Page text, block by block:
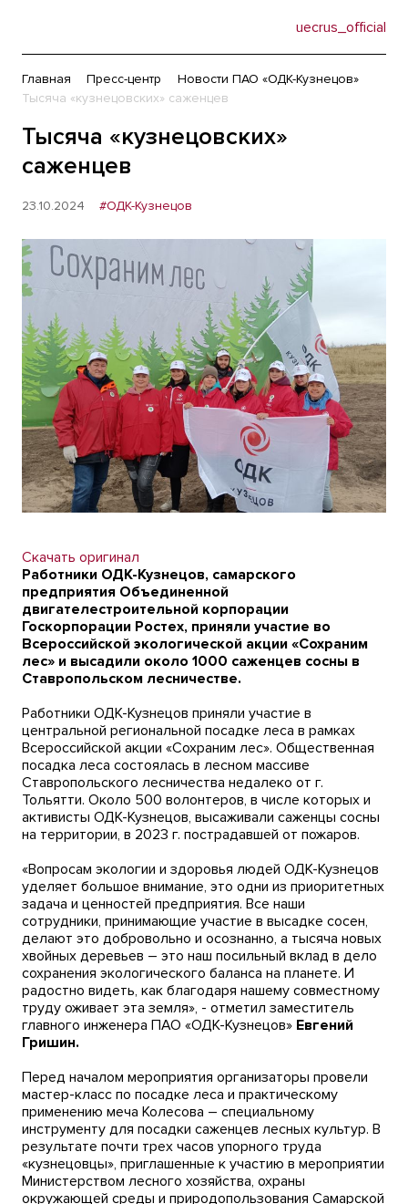
uecrus_official
Главная Пресс-центр
Новости ПАО «ОДК-Кузнецов»
Тысяча «кузнецовских» саженцев
Тысяча «кузнецовских»
саженцев
23.10.2024 #ОДК-Кузнецов
Скачать оригинал
Работники ОДК-Кузнецов, самарского
предприятия Объединенной
двигателестроительной корпорации
Госкорпорации Ростех, приняли участие во
Всероссийской экологической акции «Сохраним
лес» и высадили около 1000 саженцев сосны в
Ставропольском лесничестве.
Работники ОДК-Кузнецов приняли участие в
центральной региональной посадке леса в рамках
Всероссийской акции «Сохраним лес». Общественная
посадка леса состоялась в лесном массиве
Ставропольского лесничества недалеко от г.
Тольятти. Около 500 волонтеров, в числе которых и
активисты ОДК-Кузнецов, высаживали саженцы сосны
на территории, в 2023 г. пострадавшей от пожаров.
«Вопросам экологии и здоровья людей ОДК-Кузнецов
уделяет большое внимание, это одни из приоритетных
задача и ценностей предприятия. Все наши
сотрудники, принимающие участие в высадке сосен,
делают это добровольно и осознанно, а тысяча новых
хвойных деревьев – это наш посильный вклад в дело
сохранения экологического баланса на планете. И
радостно видеть, как благодаря нашему совместному
труду оживает эта земля», - отметил заместитель
главного инженера ПАО «ОДК-Кузнецов» Евгений
Гришин.
Перед началом мероприятия организаторы провели
мастер-класс по посадке леса и практическому
применению меча Колесова – специальному
инструменту для посадки саженцев лесных культур. В
результате почти трех часов упорного труда
«кузнецовцы», приглашенные к участию в мероприятии
Министерством лесного хозяйства, охраны
окружающей среды и природопользования Самарской